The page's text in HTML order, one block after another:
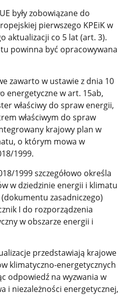
były zobowiązane do
pierwszego KPEiK w
aktualizacji co 5 lat (art. 3).
powinna być opracowywana
zawarto w ustawie z dnia 10
energetyczne w art. 15ab,
właściwy do spraw energii,
właściwym do spraw
krajowy plan w
o którym mowa w
1999.
1999 szczegółowo określa
w dziedzinie energii i klimatu
(dokumentu zasadniczego)
I do rozporządzenia
w obszarze energii i
przedstawiają krajowe
klimatyczno-energetycznych
odpowiedź na wyzwania w
i niezależności energetycznej,